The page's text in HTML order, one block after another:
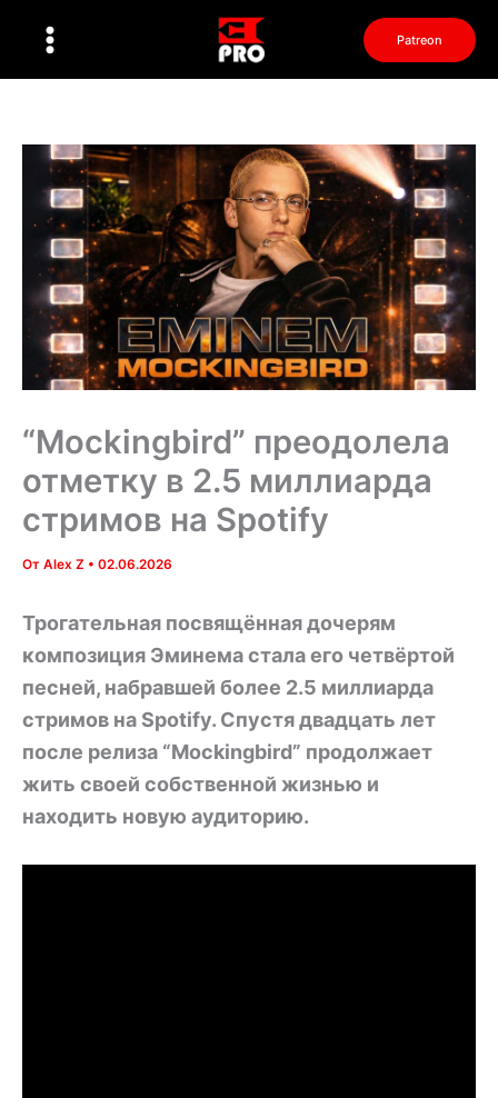
Patreon
“Mockingbird” преодолела
отметку в 2.5 миллиарда
стримов на Spotify
От Alex Z • 02.06.2026
Трогательная посвящённая дочерям
композиция Эминема стала его четвёртой
песней, набравшей более 2.5 миллиарда
стримов на Spotify. Спустя двадцать лет
после релиза “Mockingbird” продолжает
жить своей собственной жизнью и
находить новую аудиторию.